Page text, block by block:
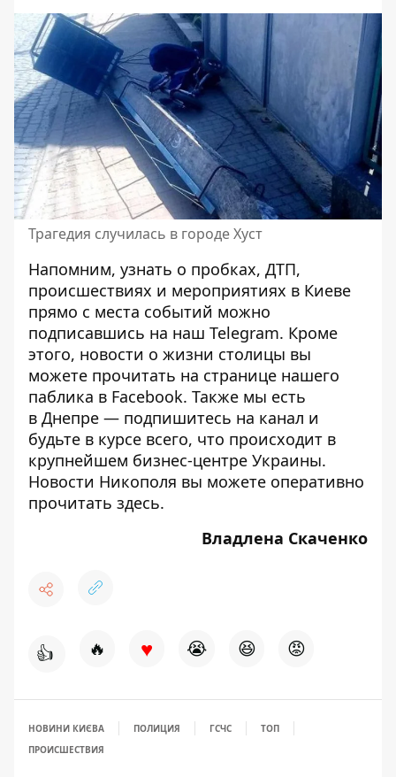
Трагедия случилась в городе Хуст
Напомним, узнать о пробках, ДТП,
происшествиях и мероприятиях в Киеве
прямо с места событий можно
подписавшись на наш Telegram. Кроме
этого, новости о жизни столицы вы
можете прочитать на странице нашего
паблика в Facebook. Также мы есть
в Днепре — подпишитесь на канал и
будьте в курсе всего, что происходит в
крупнейшем бизнес-центре Украины.
Новости Никополя вы можете оперативно
прочитать здесь.
Владлена Скаченко
👍 🔥 ♥ 😭 😆 😡
НОВИНИ КИЄВА ПОЛИЦИЯ ГСЧС
ТОП
ПРОИСШЕСТВИЯ